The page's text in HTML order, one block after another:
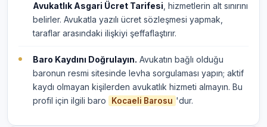
Avukatlık Asgari Ücret Tarifesi , hizmetlerin alt sınırını
belirler. Avukatla yazılı ücret sözleşmesi yapmak,
taraflar arasındaki ilişkiyi şeffaflaştırır.
Baro Kaydını Doğrulayın. Avukatın bağlı olduğu
baronun resmi sitesinde levha sorgulaması yapın; aktif
kaydı olmayan kişilerden avukatlık hizmeti almayın. Bu
profil için ilgili baro
Kocaeli Barosu 'dur.